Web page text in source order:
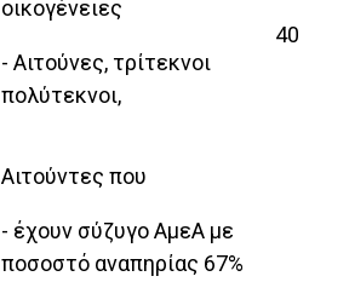
οικογένειες
- Αιτούνες, τρίτεκνοι
πολύτεκνοι,
40
Αιτούντες που
- έχουν σύζυγο ΑμεΑ με
ποσοστό αναπηρίας 67%